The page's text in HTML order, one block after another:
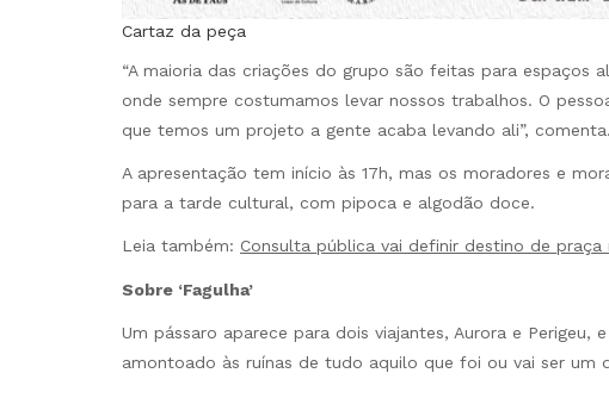
Cartaz da peça
“A maioria das criações do grupo são feitas para espaços
onde sempre costumamos levar nossos trabalhos. O
que temos um projeto a gente acaba levando ali”, comenta.
A apresentação tem início às 17h, mas os moradores e
para a tarde cultural, com pipoca e algodão doce.
Leia também: Consulta pública vai definir destino de praça
Sobre ‘Fagulha’
Um pássaro aparece para dois viajantes, Aurora e Perigeu,
amontoado às ruínas de tudo aquilo que foi ou vai ser um